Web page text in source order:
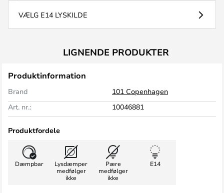
VÆLG E14 LYSKILDE
LIGNENDE PRODUKTER
Produktinformation
Brand
101 Copenhagen
Art. nr.:
10046881
Produktfordele
Dæmpbar
Lysdæmper
medfølger
ikke
Pære
medfølger
ikke
E14